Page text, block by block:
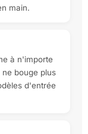
main.
à n'importe
bouge plus
d'entrée